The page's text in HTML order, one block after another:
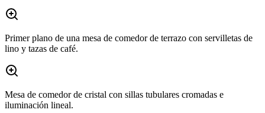
Primer plano de una mesa de comedor de terrazo con servilletas de
lino y tazas de café.
Mesa de comedor de cristal con sillas tubulares cromadas e
iluminación lineal.